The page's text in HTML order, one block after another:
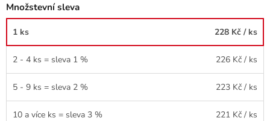
Množstevní sleva
1 ks 228 Kč / ks
2 - 4 ks = sleva 1 % 226 Kč / ks
5 - 9 ks = sleva 2 % 223 Kč / ks
10 a více ks = sleva 3 % 221 Kč / ks